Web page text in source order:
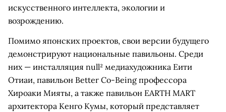
искусственного интеллекта, экологии и
возрождению.
Помимо японских проектов, свои версии будущего
демонстрируют национальные павильоны. Среди
них — инсталляция null² медиахудожника Еити
Отиаи, павильон Better Co-Being профессора
Хироаки Мияты, а также павильон EARTH MART
архитектора Кенго Кумы, который представляет